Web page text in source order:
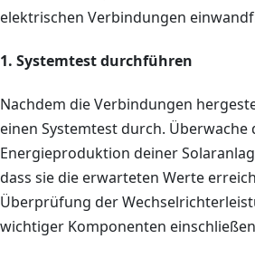
elektrischen Verbindungen
1. Systemtest durchführen
Nachdem die Verbindungen
einen Systemtest durch. Überwache
Energieproduktion deiner
dass sie die erwarteten Werte
Überprüfung der
wichtiger Komponenten